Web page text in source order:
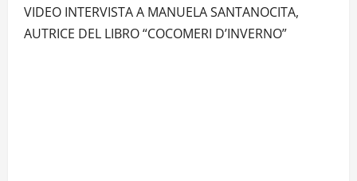
VIDEO INTERVISTA A MANUELA SANTANOCITA,
AUTRICE DEL LIBRO “COCOMERI D’INVERNO”